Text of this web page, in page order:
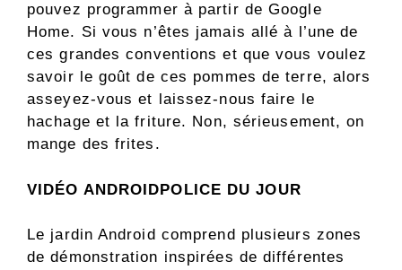
pouvez programmer à partir de Google
Home. Si vous n’êtes jamais allé à l’une de
ces grandes conventions et que vous voulez
savoir le goût de ces pommes de terre, alors
asseyez-vous et laissez-nous faire le
hachage et la friture. Non, sérieusement, on
mange des frites.
VIDÉO ANDROIDPOLICE DU JOUR
Le jardin Android comprend plusieurs zones
de démonstration inspirées de différentes